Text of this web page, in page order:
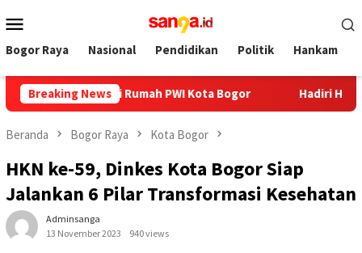
ke
kontenMobile
Bogor Raya Nasional Pendidikan Politik Hankam
Breaking News
Rumah PWI Kota Bogor Hadiri HUT ke-12
Beranda Bogor Raya Kota Bogor
HKN ke-59, Dinkes Kota Bogor Siap
Jalankan 6 Pilar Transformasi Kesehatan
Adminsanga
13 November 2023
940 views